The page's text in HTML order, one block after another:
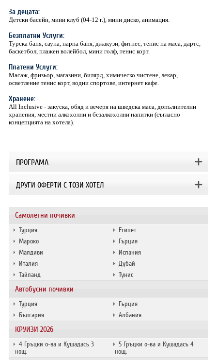
Самолетни почивки
Турция
Египет
Мароко
Гърция
Малдиви
Испания
Италия
Дубай
Тайланд
Тунис
Автобусни почивки
Турция
Гърция
България
Албания
КРУИЗИ 2026
4 Гръцки о-ва и Кушадасъ 3
нощ.
5 Гръцки о-ва и Кушадасъ 4
нощ.
За децата:
Детски басейн, мини клуб (04-12 г.), мини диско, анимация.
Безплатни Услуги:
Турска баня, сауна, парна баня, джакузи, фитнес, тенис на маса, дартс,
баскетбол, плажен волейбол, мини голф, тенис корт.
Платени Услуги:
Масаж, фризьор, магазини, билярд, химическо чистене, лекар,
осветление тенис корт, водни спортове, интернет кафе.
Хранене:
All Inclusive - закуска, обяд и вечеря на шведска маса, допълнителни
хранения, местни алкохолни и безалкохолни напитки (съгласно
концепцията на хотела).
ПРОГРАМА
ДРУГИ ОФЕРТИ С ТОЗИ ХОТЕЛ